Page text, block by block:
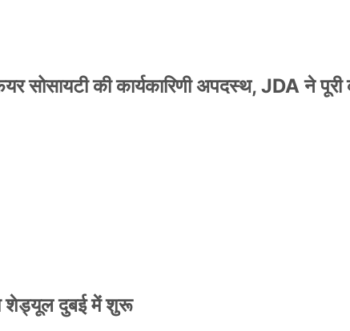
सोसायटी की कार्यकारिणी अपदस्थ, JDA ने पूरी
शेड्यूल दुबई में शुरू